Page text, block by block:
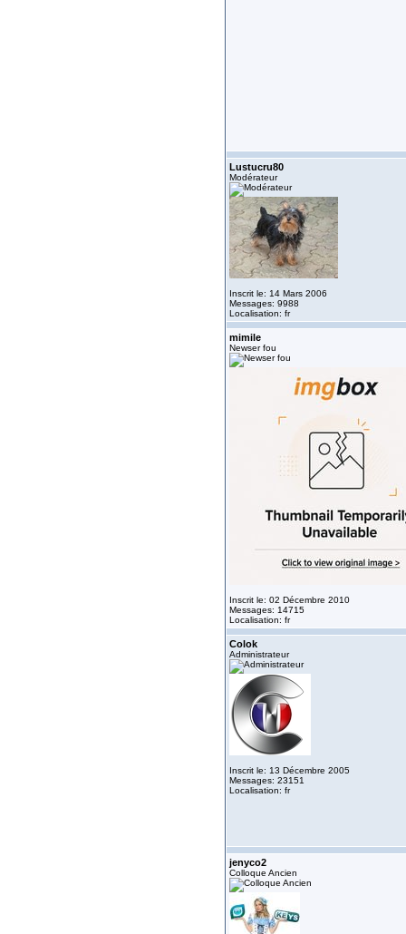
Lustucru80
Modérateur
Inscrit le: 14 Mars 2006
Messages: 9988
Localisation: fr
mimile
Newser fou
Inscrit le: 02 Décembre 2010
Messages: 14715
Localisation: fr
Colok
Administrateur
Inscrit le: 13 Décembre 2005
Messages: 23151
Localisation: fr
jenyco2
Colloque Ancien